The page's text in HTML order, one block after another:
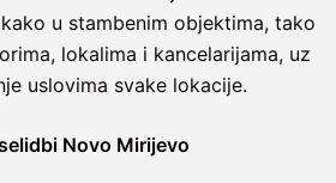
u stambenim objektima, tako
lokalima i kancelarijama, uz
uslovima svake lokacije.
Novo Mirijevo